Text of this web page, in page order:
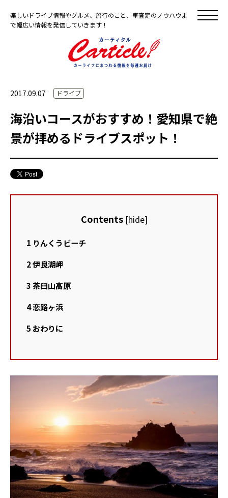
楽しいドライブ情報やグルメ、旅行のこと、車査定のノウハウま
で幅広い情報を発信していきます！
2017.09.07 ドライブ
海沿いコースがおすすめ！愛知県で絶
景が拝めるドライブスポット！
Contents [hide]
1 りんくうビーチ
2伊良湖岬
3茶臼山高原
4恋路ヶ浜
5 おわりに